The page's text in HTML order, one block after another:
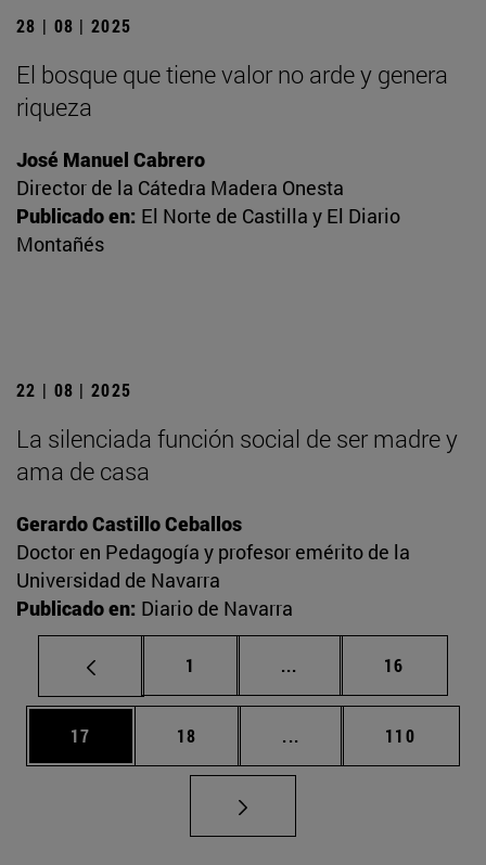
28 | 08 | 2025
El bosque que tiene valor no arde y genera
riqueza
José Manuel Cabrero
Director de la Cátedra Madera Onesta
Publicado en: El Norte de Castilla y El Diario
Montañés
22 | 08 | 2025
La silenciada función social de ser madre y
ama de casa
Gerardo Castillo Ceballos
Doctor en Pedagogía y profesor emérito de la
Universidad de Navarra
Publicado en: Diario de Navarra
Página
1 ... Páginas intermedias
Página
16
Página
17 Página
18 ... Páginas intermedias
Página
110